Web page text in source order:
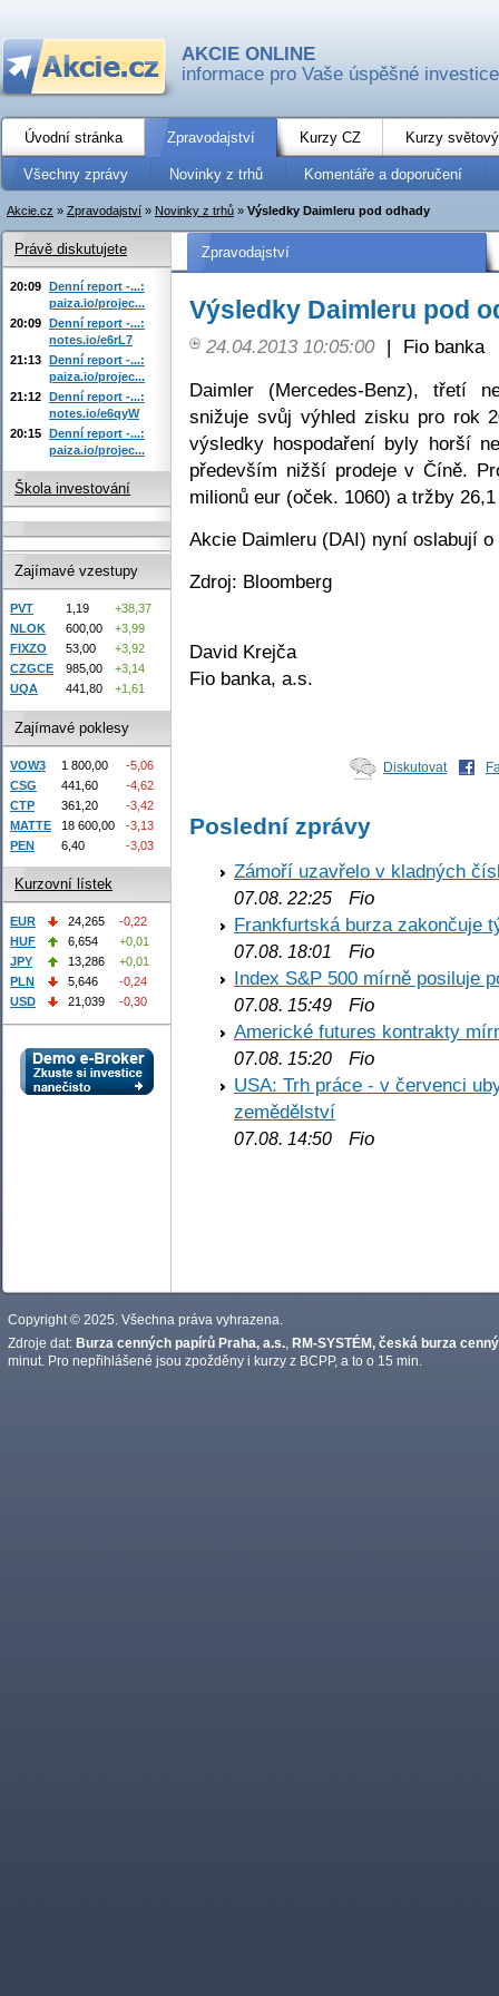
AKCIE ONLINE
informace pro Vaše úspěšné investice
Úvodní stránka Zpravodajství Kurzy CZ Kurzy
Všechny zprávy Novinky z trhů Komentáře a doporučení
Akcie.cz » Zpravodajství » Novinky z trhů » Výsledky Daimleru pod odhady
Zpravodajství
Výsledky Daimleru pod
24.04.2013 10:05:00 |
Fio banka
Daimler (Mercedes-Benz), třetí
snižuje svůj výhled zisku pro rok
výsledky hospodaření byly horší
především nižší prodeje v Číně.
milionů eur (oček. 1060) a tržby
Akcie Daimleru (DAI) nyní oslabují o
Zdroj: Bloomberg
David Krejča
Fio banka, a.s.
Diskutovat
Poslední zprávy
Zámoří uzavřelo v kladných
07.08. 22:25 Fio
Frankfurtská burza zakončuje
07.08. 18:01
Fio
Index S&P 500 mírně posiluje
07.08. 15:49 Fio
Americké futures kontrakty
07.08. 15:20 Fio
USA: Trh práce - v červenci
zemědělství
07.08. 14:50 Fio
Právě diskutujete
20:09 Denní report -...:
paiza.io/projec...
20:09 Denní report -...:
notes.io/e6rL7
21:13 Denní report -...:
paiza.io/projec...
21:12 Denní report -...:
notes.io/e6qyW
20:15 Denní report -...:
paiza.io/projec...
Škola investování
Zajímavé vzestupy
PVT 1,19
+38,37
NLOK
600,00
+3,99
FIXZO
53,00
+3,92
CZGCE
985,00
+3,14
UQA
441,80 +1,61
Zajímavé poklesy
VOW3 1 800,00
-5,06
CSG
441,60
-4,62
CTP
361,20
-3,42
MATTE
18 600,00
-3,13
PEN
6,40 -3,03
Kurzovní lístek
EUR 24,265
-0,22
HUF
6,654
+0,01
JPY
13,286
+0,01
PLN
5,646
-0,24
USD
21,039 -0,30
Copyright © 2025. Všechna práva vyhrazena.
Zdroje dat: Burza cenných papírů Praha, a.s. RM-SYSTÉM, česká burza
minut. Pro nepřihlášené jsou zpožděny i kurzy z BCPP, a to o 15 min.